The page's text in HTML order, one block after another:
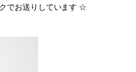
でお送りしています ☆